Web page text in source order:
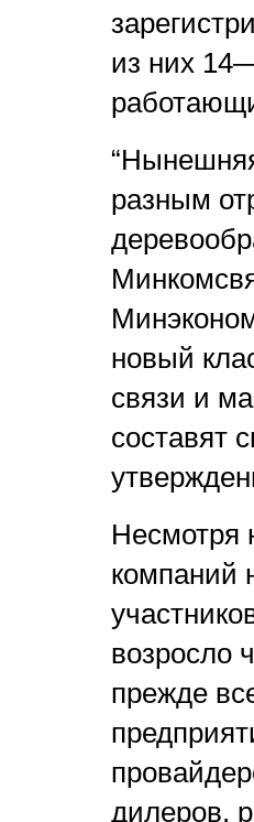
из них
разным
новый
связи и
составят
Несмотря
компаний
возросло
прежде
дилеров,